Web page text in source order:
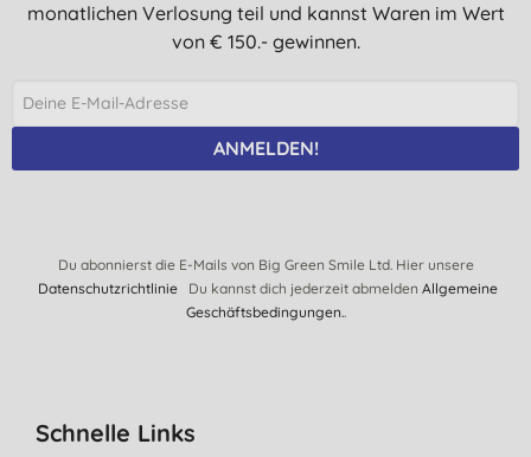
monatlichen Verlosung teil und kannst Waren im Wert
von € 150.- gewinnen.
ANMELDEN!
Du abonnierst die E-Mails von Big Green Smile Ltd. Hier unsere
DatenschutzrichtlinieDu kannst dich jederzeit abmelden Allgemeine
Geschäftsbedingungen..
Schnelle Links